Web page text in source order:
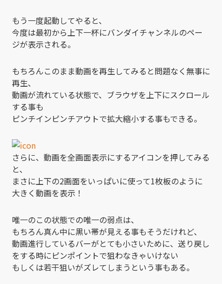
もう一度起動してやると、
今度は最初から上下一杯にバンダイチャンネルのペー
ジが表示される。
もちろんこのまま動画を再生してみると問題なく無事に
再生、
動画が流れている状態で、ブラウザを上下にスクロール
する事も
ピンチインピンチアウトで拡大縮小する事もできる。
さらに、動画を全画面表示にするアイコンを押してみる
と、
まさに上下の2画面をいっぱいに使って1枚板のように
大きく動画を表示！
唯一のこの状態での唯一の弱点は、
もちろん真ん中に黒い帯が見える事もそうだけれど、
動画進行しているバーがとても小さいために、送り戻し
をする時にピンポイントで狙わなきゃいけない
もしくは若干狙いがズレてしまうという事もある。